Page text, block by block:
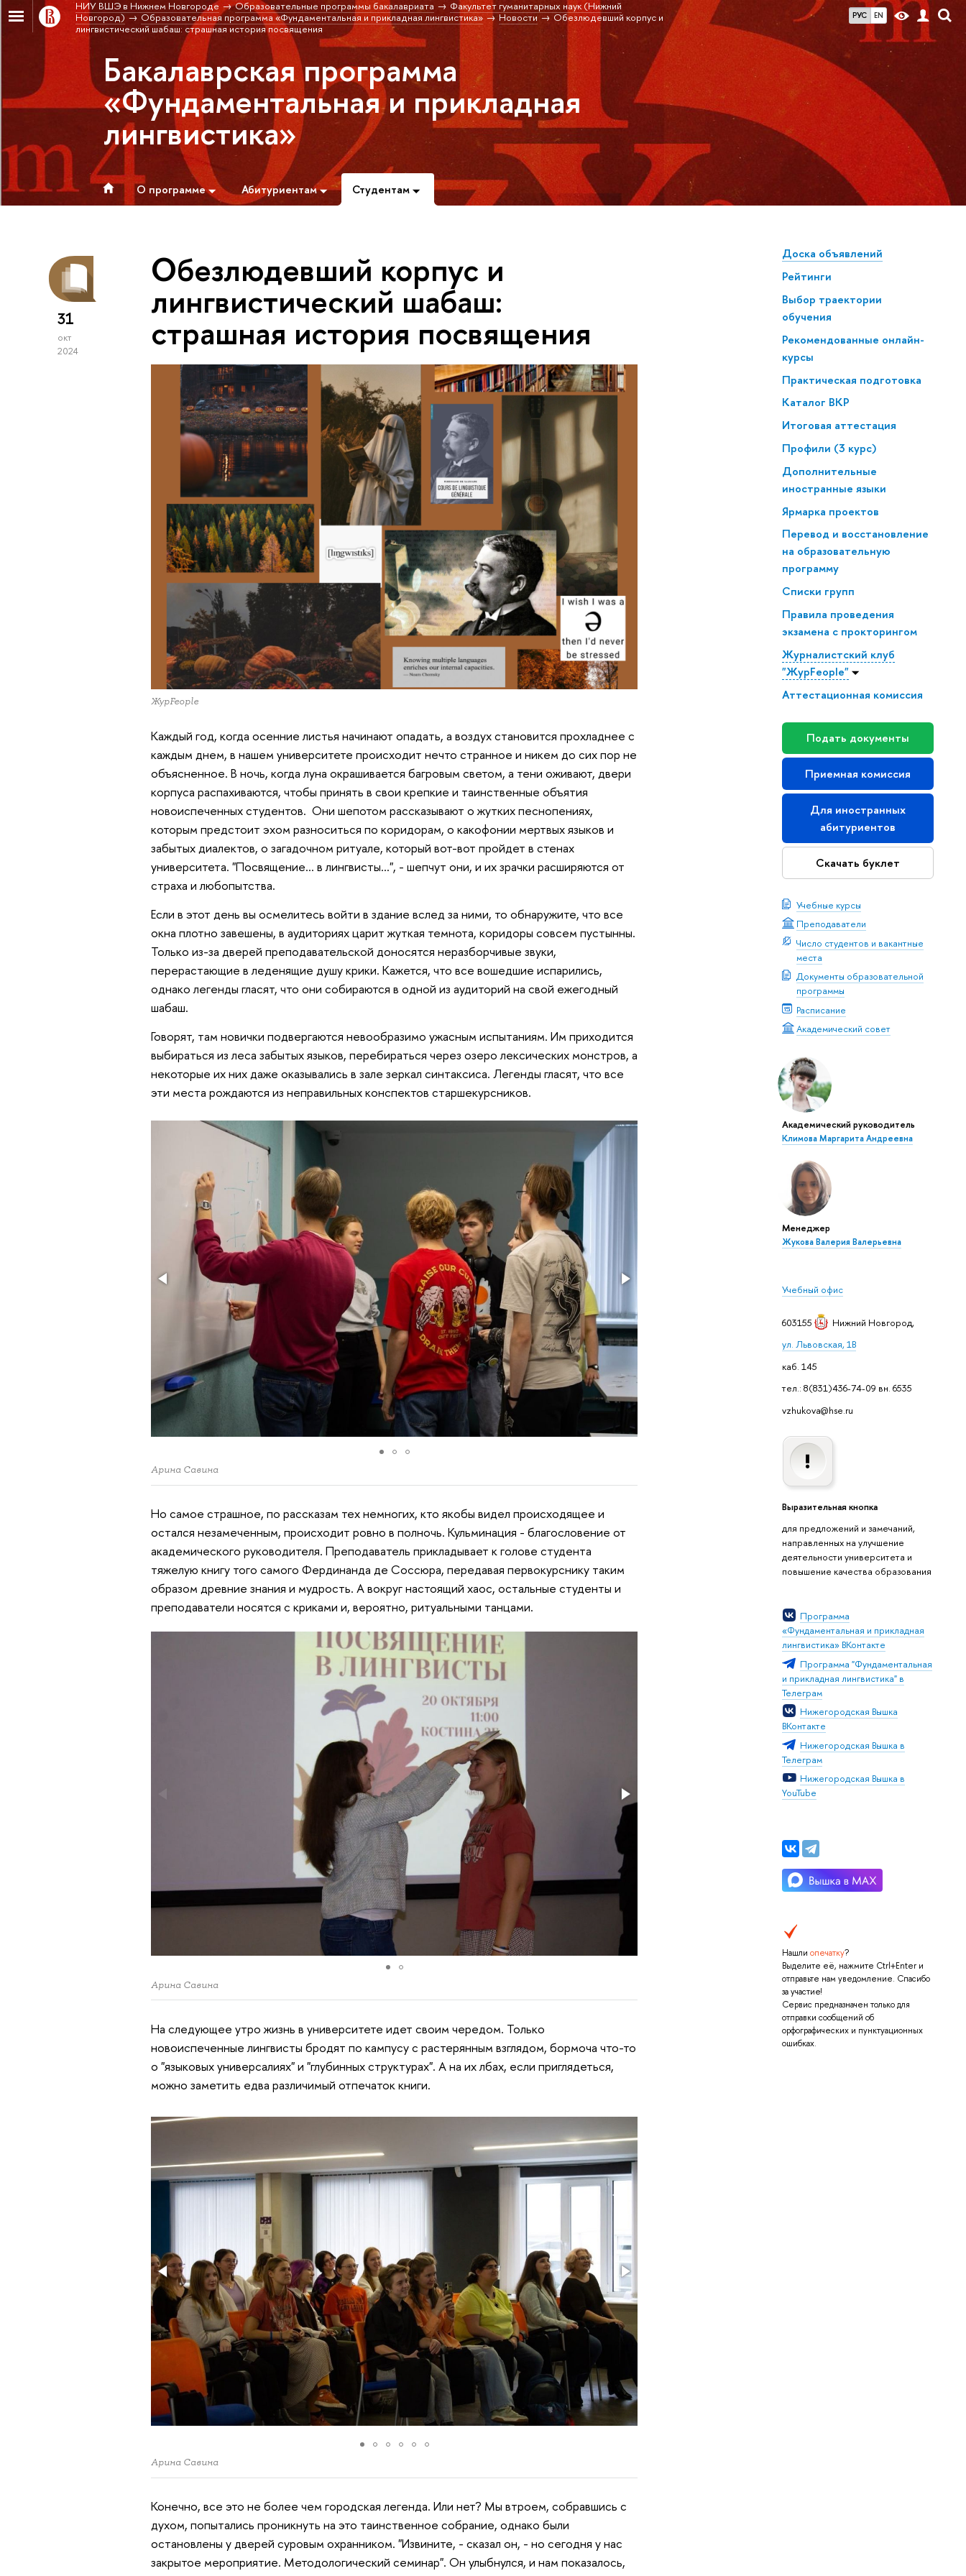
РУС EN
НИУ ВШЭ в Нижнем Новгороде Образовательные программы бакалавриата
Факультет гуманитарных наук (Нижний
Новгород)
Образовательная программа «Фундаментальная и прикладная лингвистика» Новости
Обезлюдевший корпус и
лингвистический шабаш: страшная история посвящения
Бакалаврская программа
«Фундаментальная и прикладная
лингвистика»
О программе Абитуриентам Студентам
Доска объявлений
Рейтинги
Выбор траектории
обучения
Рекомендованные онлайн-
курсы
Практическая подготовка
Каталог ВКР
Итоговая аттестация
Профили (3 курс)
Дополнительные
иностранные языки
Ярмарка проектов
Перевод и восстановление
на образовательную
программу
Списки групп
Правила проведения
экзамена с прокторингом
Журналистский клуб
"ЖурFeople"
Аттестационная комиссия
Подать документы
Приемная комиссия
Для иностранных
абитуриентов
Скачать буклет
Учебные курсы
Преподаватели
Число студентов и вакантные
места
Документы образовательной
программы
Расписание
Академический совет
Академический руководитель
Климова Маргарита Андреевна
Менеджер
Жукова Валерия Валерьевна
Учебный офис
603155 Нижний Новгород,
ул. Львовская, 1В
каб. 145
тел.: 8(831)436-74-09 вн. 6535
vzhukova@hse.ru
Выразительная кнопка
для предложений и замечаний,
направленных на улучшение
деятельности университета и
повышение качества образования
Программа
«Фундаментальная и прикладная
лингвистика» ВКонтакте
Программа "Фундаментальная
и прикладная лингвистика" в
Телеграм
Нижегородская Вышка
ВКонтакте
Нижегородская Вышка в
Телеграм
Нижегородская Вышка в
YouTube
Нашли опечатку?
Выделите её, нажмите Ctrl+Enter и
отправьте нам уведомление. Спасибо
за участие!
Сервис предназначен только для
отправки сообщений об
орфографических и пунктуационных
ошибках.
31
окт
2024
Обезлюдевший корпус и
лингвистический шабаш:
страшная история посвящения
ЖурFeople
Каждый год, когда осенние листья начинают опадать, а воздух становится прохладнее с
каждым днем, в нашем университете происходит нечто странное и никем до сих пор не
объясненное. В ночь, когда луна окрашивается багровым светом, а тени оживают, двери
корпуса распахиваются, чтобы принять в свои крепкие и таинственные объятия
новоиспеченных студентов. Они шепотом рассказывают о жутких песнопениях,
которым предстоит эхом разноситься по коридорам, о какофонии мертвых языков и
забытых диалектов, о загадочном ритуале, который вот-вот пройдет в стенах
университета. "Посвящение… в лингвисты…", - шепчут они, и их зрачки расширяются от
страха и любопытства.
Если в этот день вы осмелитесь войти в здание вслед за ними, то обнаружите, что все
окна плотно завешены, в аудиториях царит жуткая темнота, коридоры совсем пустынны.
Только из-за дверей преподавательской доносятся неразборчивые звуки,
перерастающие в леденящие душу крики. Кажется, что все вошедшие испарились,
однако легенды гласят, что они собираются в одной из аудиторий на свой ежегодный
шабаш.
Говорят, там новички подвергаются невообразимо ужасным испытаниям. Им приходится
выбираться из леса забытых языков, перебираться через озеро лексических монстров, а
некоторые их них даже оказывались в зале зеркал синтаксиса. Легенды гласят, что все
эти места рождаются из неправильных конспектов старшекурсников.
Арина Савина
Но самое страшное, по рассказам тех немногих, кто якобы видел происходящее и
остался незамеченным, происходит ровно в полночь. Кульминация - благословение от
академического руководителя. Преподаватель прикладывает к голове студента
тяжелую книгу того самого Фердинанда де Соссюра, передавая первокурснику таким
образом древние знания и мудрость. А вокруг настоящий хаос, остальные студенты и
преподаватели носятся с криками и, вероятно, ритуальными танцами.
Арина Савина
На следующее утро жизнь в университете идет своим чередом. Только
новоиспеченные лингвисты бродят по кампусу с растерянным взглядом, бормоча что-то
о "языковых универсалиях" и "глубинных структурах". А на их лбах, если приглядеться,
можно заметить едва различимый отпечаток книги.
Арина Савина
Конечно, все это не более чем городская легенда. Или нет? Мы втроем, собравшись с
духом, попытались проникнуть на это таинственное собрание, однако были
остановлены у дверей суровым охранником. "Извините, - сказал он, - но сегодня у нас
закрытое мероприятие. Методологический семинар". Он улыбнулся, и нам показалось,